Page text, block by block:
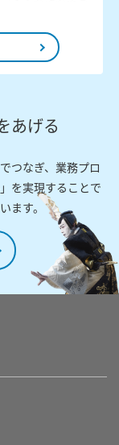
あげる
つなぎ、業務プロ
を実現することで
ます。